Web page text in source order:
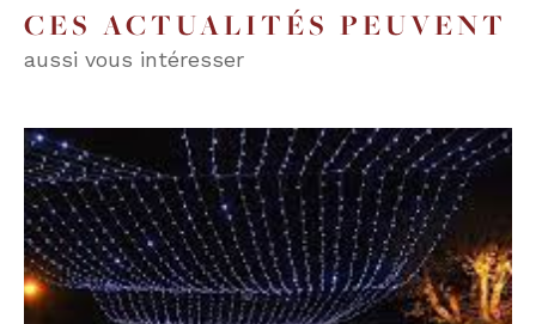
CES ACTUALITÉS PEUVENT
aussi vous intéresser